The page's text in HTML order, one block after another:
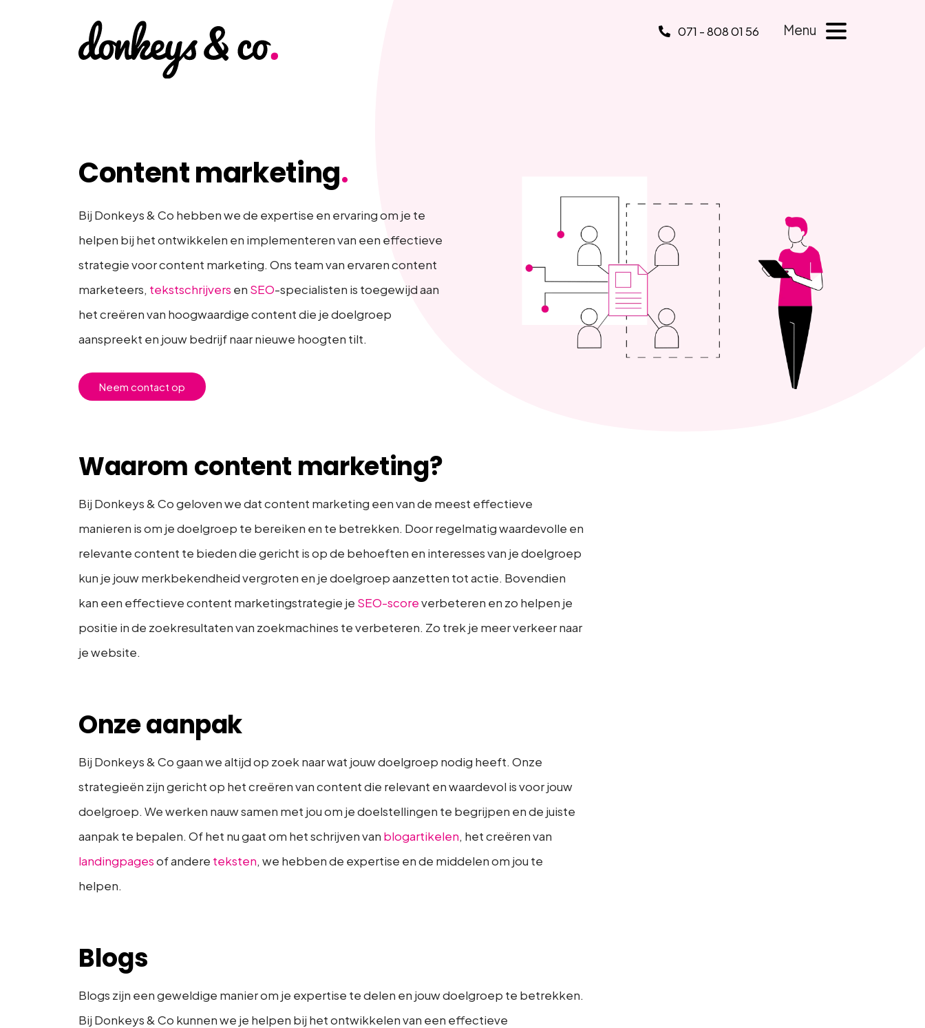
Menu
071 - 808 01 56
Content marketing.
Bij Donkeys & Co hebben we de expertise en ervaring om je te
helpen bij het ontwikkelen en implementeren van een effectieve
strategie voor content marketing. Ons team van ervaren content
marketeers, tekstschrijvers en SEO-specialisten is toegewijd aan
het creëren van hoogwaardige content die je doelgroep
aanspreekt en jouw bedrijf naar nieuwe hoogten tilt.
Neem contact op
Waarom content marketing?
Bij Donkeys & Co geloven we dat content marketing een van de meest effectieve
manieren is om je doelgroep te bereiken en te betrekken. Door regelmatig waardevolle en
relevante content te bieden die gericht is op de behoeften en interesses van je doelgroep
kun je jouw merkbekendheid vergroten en je doelgroep aanzetten tot actie. Bovendien
kan een effectieve content marketingstrategie je SEO-scoreverbeteren en zo helpen je
positie in de zoekresultaten van zoekmachines te verbeteren. Zo trek je meer verkeer naar
je website.
Onze aanpak
Bij Donkeys & Co gaan we altijd op zoek naar wat jouw doelgroep nodig heeft. Onze
strategieën zijn gericht op het creëren van content die relevant en waardevol is voor jouw
doelgroep. We werken nauw samen met jou om je doelstellingen te begrijpen en de juiste
aanpak te bepalen. Of het nu gaat om het schrijven van blogartikelen, het creëren van
landingpagesof andere teksten, we hebben de expertise en de middelen om jou te
helpen.
Blogs
Blogs zijn een geweldige manier om je expertise te delen en jouw doelgroep te betrekken.
Bij Donkeys & Co kunnen we je helpen bij het ontwikkelen van een effectieve